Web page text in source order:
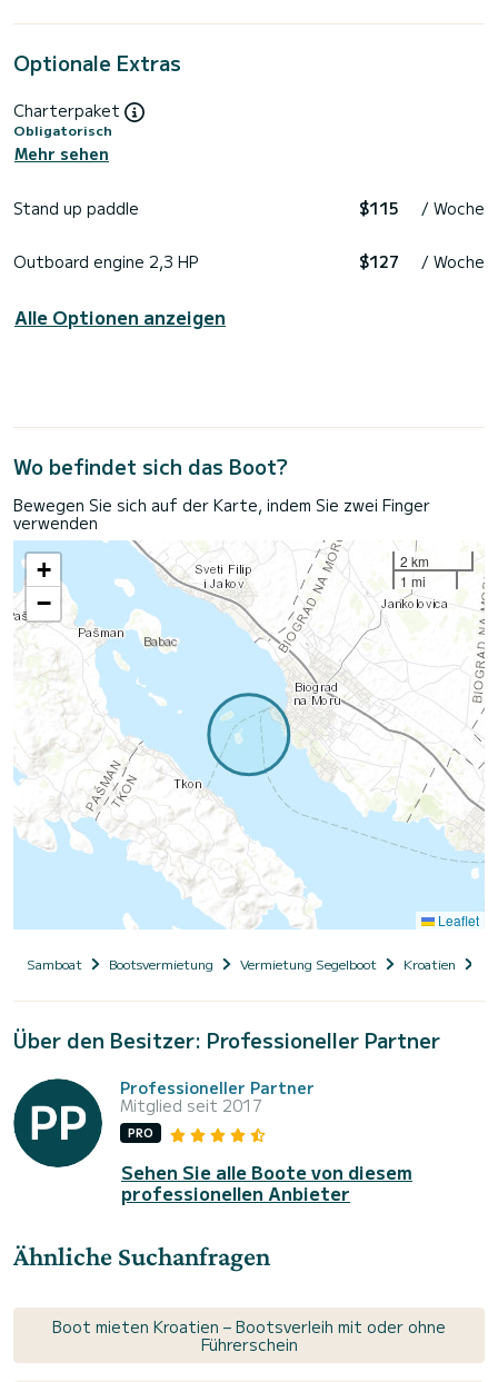
Optionale Extras
Charterpaket
Obligatorisch
Mehr sehen
Stand up paddle $115 / Woche
Outboard engine 2,3 HP $127 / Woche
Alle Optionen anzeigen
Wo befindet sich das Boot?
Bewegen Sie sich auf der Karte, indem Sie zwei Finger
verwenden
+
−
2 km
1 mi
Leaflet
Samboat Bootsvermietung Vermietung Segelboot Kroatien
Über den Besitzer: Professioneller Partner
Professioneller Partner
Mitglied seit 2017
PRO
Sehen Sie alle Boote von diesem
professionellen Anbieter
Ähnliche Suchanfragen
Boot mieten Kroatien – Bootsverleih mit oder ohne
Führerschein